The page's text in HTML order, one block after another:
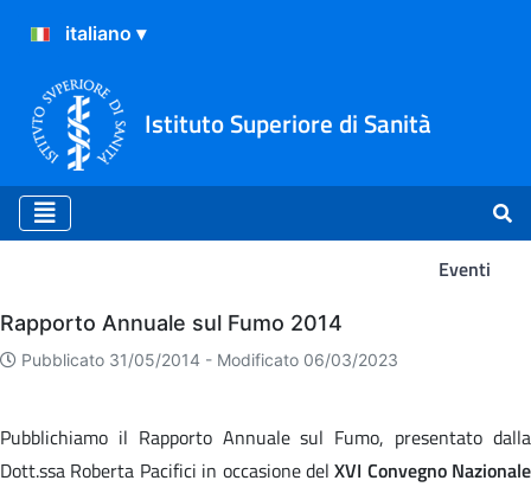
Istituto Superiore di Sanità
Eventi
Eventi
Rapporto Annuale sul Fumo 2014
Pubblicato 31/05/2014 - Modificato 06/03/2023
Pubblichiamo il Rapporto Annuale sul Fumo, presentato dalla
Dott.ssa Roberta Pacifici in occasione delXVI Convegno Nazionale